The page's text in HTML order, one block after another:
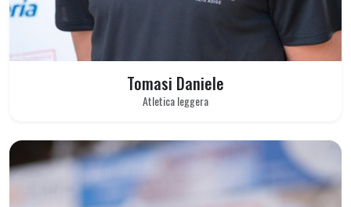
Tomasi Daniele
Atletica leggera